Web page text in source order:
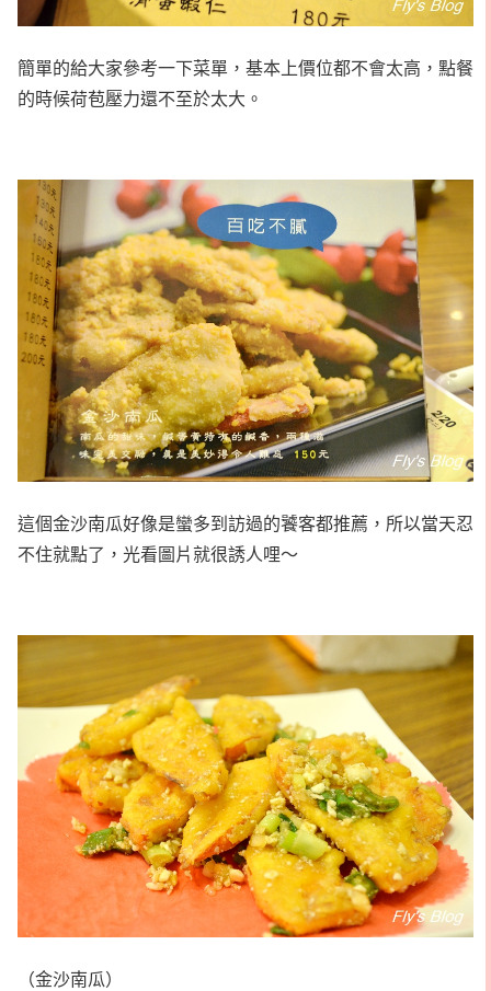
簡單的給大家參考一下菜單，基本上價位都不會太高，點餐
的時候荷苞壓力還不至於太大。
這個金沙南瓜好像是蠻多到訪過的饕客都推薦，所以當天忍
不住就點了，光看圖片就很誘人哩～
（金沙南瓜）